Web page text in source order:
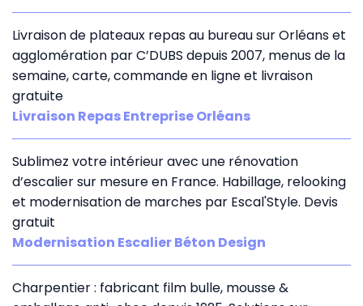
Livraison de plateaux repas au bureau sur Orléans et
agglomération par C’DUBS depuis 2007, menus de la
semaine, carte, commande en ligne et livraison
gratuite
Livraison Repas Entreprise Orléans
Sublimez votre intérieur avec une rénovation
d’escalier sur mesure en France. Habillage, relooking
et modernisation de marches par Escal'Style. Devis
gratuit
Modernisation Escalier Béton Design
Charpentier : fabricant film bulle, mousse &